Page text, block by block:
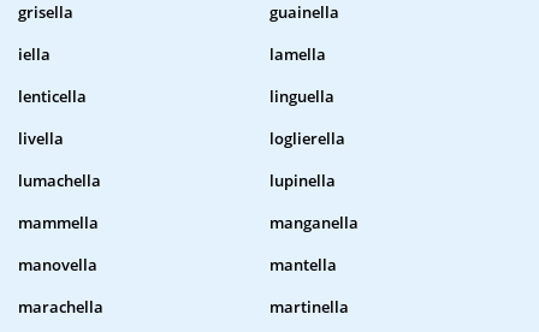
grisella
guainella
iella
lamella
lenticella
linguella
livella
loglierella
lumachella
lupinella
mammella
manganella
manovella
mantella
marachella
martinella